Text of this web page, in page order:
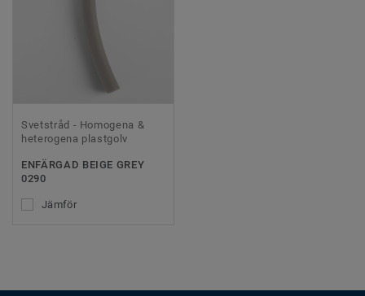
Svetstråd - Homogena &
heterogena plastgolv
ENFÄRGAD BEIGE GREY
0290
Jämför